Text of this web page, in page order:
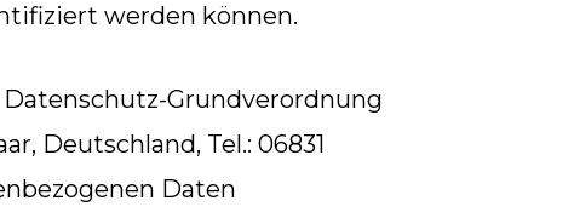
werden können.
Grundverordnung
Deutschland, Tel.: 06831
Daten